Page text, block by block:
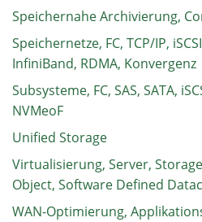
Speichernahe Archivierung,
Speichernetze, FC, TCP/IP,
InfiniBand, RDMA, Konvergenz
Subsysteme, FC, SAS, SATA,
NVMeoF
Unified Storage
Virtualisierung, Server,
Object, Software Defined
WAN-Optimierung,